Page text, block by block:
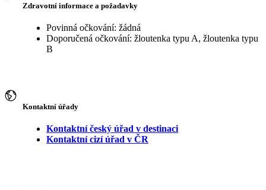
Zdravotní informace a požadavky
Povinná očkování: žádná
Doporučená očkování: žloutenka typu A, žloutenka typu
B
Kontaktní úřady
Kontaktní český úřad v destinaci
Kontaktní cizí úřad v ČR